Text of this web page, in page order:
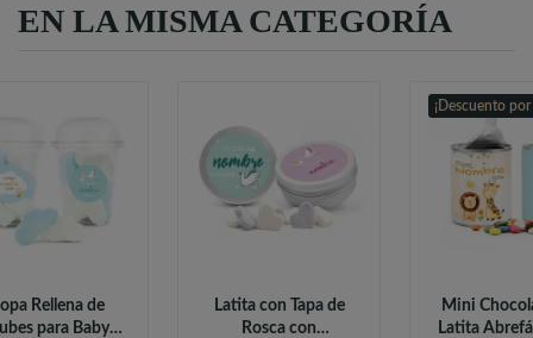
EN LA MISMA CATEGORÍA
Rellena de
para Baby
Latita con Tapa de
Rosca con
¡Descuento
Mini
Latita